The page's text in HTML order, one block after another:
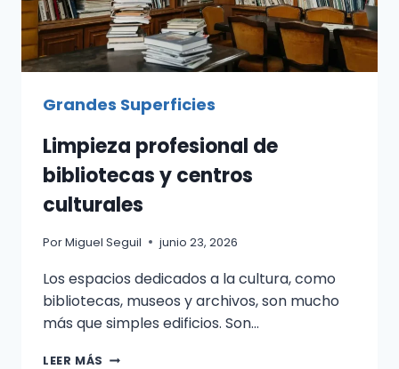
Grandes Superficies
Limpieza profesional de
bibliotecas y centros
culturales
PorMiguel Seguil junio 23, 2026
Los espacios dedicados a la cultura, como
bibliotecas, museos y archivos, son mucho
más que simples edificios. Son…
LEER MÁS LIMPIEZA